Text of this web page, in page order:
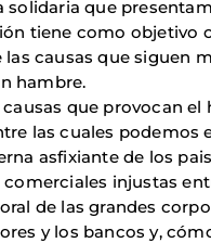
solidaria que
tiene como objetivo
las causas que siguen
hambre.
causas que provocan el
las cuales podemos
asfixiante de los
injustas
de las grandes
y los bancos y,